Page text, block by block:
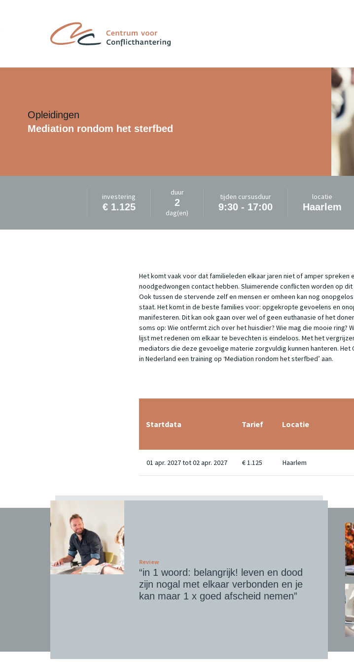
Opleidingen
Mediation rondom het sterfbed
investering
€ 1.125
duur
2
dag(en)
tijden cursusduur
9:30 - 17:00
locatie
Haarlem
Het komt vaak voor dat familieleden elkaar jaren niet of amper
noodgedwongen contact hebben. Sluimerende conflicten worden op
Ook tussen de stervende zelf en mensen er omheen kan nog
staat. Het komt in de beste families voor: opgekropte gevoelens en
manifesteren. Dit kan ook gaan over wel of geen euthanasie of het
soms op: Wie ontfermt zich over het huisdier? Wie mag die mooie
lijst met redenen om elkaar te bevechten is eindeloos. Met het
mediators die deze gevoelige materie zorgvuldig kunnen hanteren.
in Nederland een training op ‘Mediation rondom het sterfbed’ aan.
Startdata Tarief Locatie
01 apr. 2027 tot 02 apr. 2027 € 1.125 Haarlem
Review
“in 1 woord: belangrijk! leven en dood
zijn nogal met elkaar verbonden en je
kan maar 1 x goed afscheid nemen”